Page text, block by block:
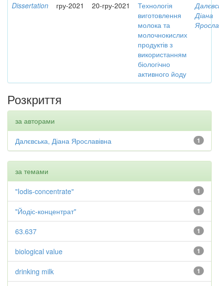
Dissertation гру-2021 20-гру-2021
Технологія
виготовлення
молока та
молочнокислих
продуктів з
використанням
біологічно
активного йоду
Діана
Розкриття
за авторами
1
Далєвська, Діана Ярославівна
за темами
1
"Iodis-concentrate"
1
"Йодіс-концентрат"
1
63.637
1
biological value
1
drinking milk